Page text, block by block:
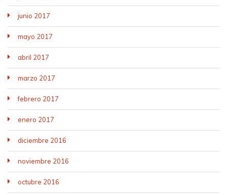
junio 2017
mayo 2017
abril 2017
marzo 2017
febrero 2017
enero 2017
diciembre 2016
noviembre 2016
octubre 2016